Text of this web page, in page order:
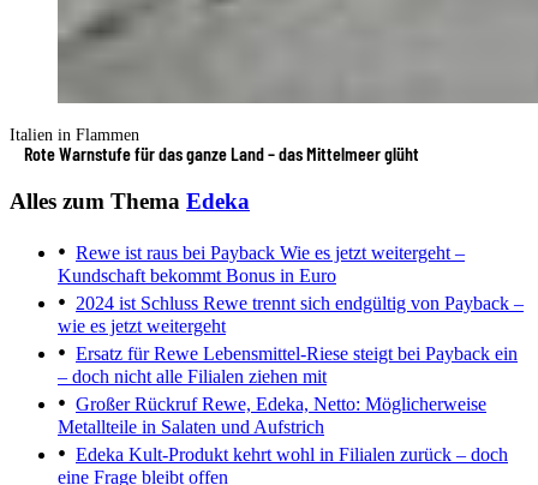
Italien in Flammen
Rote Warnstufe für das ganze Land – das Mittelmeer glüht
Alles zum Thema Edeka
Rewe ist raus bei Payback Wie es jetzt weitergeht –
Kundschaft bekommt Bonus in Euro
2024 ist Schluss Rewe trennt sich endgültig von Payback –
wie es jetzt weitergeht
Ersatz für Rewe Lebensmittel-Riese steigt bei Payback ein
– doch nicht alle Filialen ziehen mit
Großer RückrufRewe, Edeka, Netto: Möglicherweise
Metallteile in Salaten und Aufstrich
Edeka Kult-Produkt kehrt wohl in Filialen zurück – doch
eine Frage bleibt offen